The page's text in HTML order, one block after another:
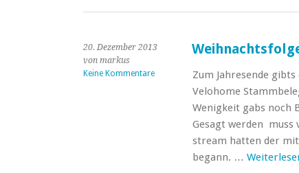
20. Dezember 2013
von markus
Keine Kommentare
Zum Jahresende
Velohome
Wenigkeit gabs noch
Gesagt werden muss
stream hatten der
begann. …